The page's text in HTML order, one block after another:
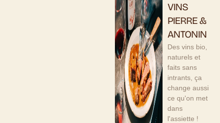
VINS
PIERRE &
ANTONIN
Des vins bio,
naturels et
faits sans
intrants, ça
change aussi
ce qu'on met
dans
l'assiette !